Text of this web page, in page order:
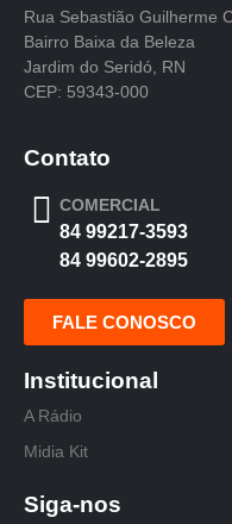
Rua Sebastião Guilherme
Bairro Baixa da Beleza
Jardim do Seridó, RN
CEP: 59343-000
Contato
COMERCIAL
84 99217-3593
84 99602-2895
FALE CONOSCO
Institucional
A Rádio
Midia Kit
Siga-nos